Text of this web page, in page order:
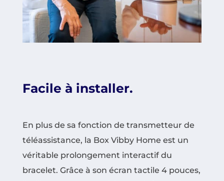
Facile à installer.
En plus de sa fonction de transmetteur de
téléassistance, la Box Vibby Home est un
véritable prolongement interactif du
bracelet. Grâce à son écran tactile 4 pouces,